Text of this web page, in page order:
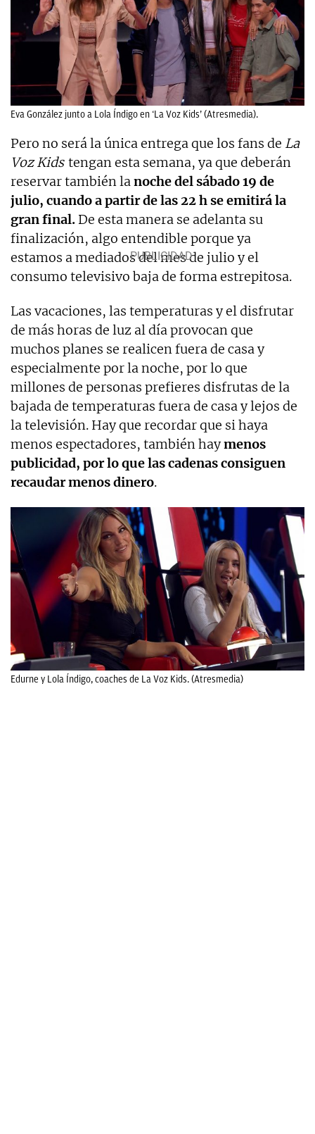
Eva González junto a Lola Índigo en ‘La Voz Kids’ (Atresmedia).
Pero no será la única entrega que los fans de La
Voz Kids tengan esta semana, ya que deberán
reservar también lanoche del sábado 19 de
julio, cuando a partir de las 22 h se emitirá la
gran final. De esta manera se adelanta su
finalización, algo entendible porque ya
estamos a mediados del mes de julio y el
consumo televisivo baja de forma estrepitosa.
Las vacaciones, las temperaturas y el disfrutar
de más horas de luz al día provocan que
muchos planes se realicen fuera de casa y
especialmente por la noche, por lo que
millones de personas prefieres disfrutas de la
bajada de temperaturas fuera de casa y lejos de
la televisión. Hay que recordar que si haya
menos espectadores, también haymenos
publicidad, por lo que las cadenas consiguen
recaudar menos dinero.
Edurne y Lola Índigo, coaches de La Voz Kids. (Atresmedia)